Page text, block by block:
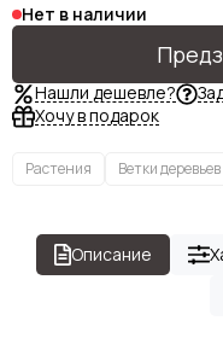
Нет в наличии
Нашли дешевле?
Хочу в подарок
Растения Ветки деревьев
Описание